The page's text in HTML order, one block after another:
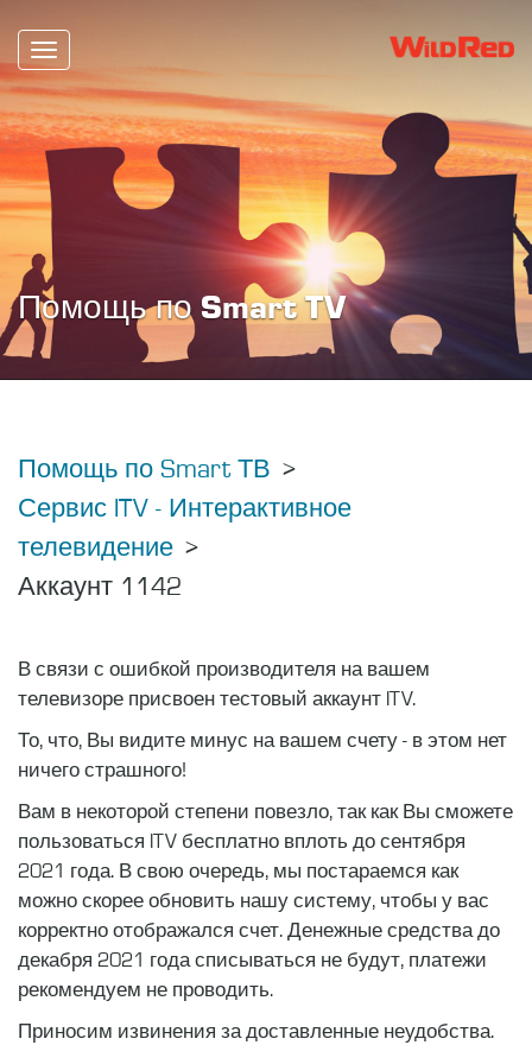
Toggle
navigation
Помощь по Smart TV
Помощь по Smart ТВ
Сервис ITV - Интерактивное
телевидение
Аккаунт 1142
В связи с ошибкой производителя на вашем
телевизоре присвоен тестовый аккаунт ITV.
То, что, Вы видите минус на вашем счету - в этом нет
ничего страшного!
Вам в некоторой степени повезло, так как Вы сможете
пользоваться ITV бесплатно вплоть до сентября
2021 года. В свою очередь, мы постараемся как
можно скорее обновить нашу систему, чтобы у вас
корректно отображался счет. Денежные средства до
декабря 2021 года списываться не будут, платежи
рекомендуем не проводить.
Приносим извинения за доставленные неудобства.